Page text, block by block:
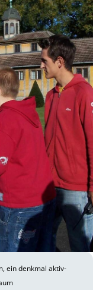
ein denkmal aktiv-